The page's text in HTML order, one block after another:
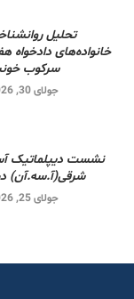
تحلیل
خانواده‌های دادخواه
سرکوب
جولای 30, 2026
نشست دیپلماتیک
شرقی‌(آ.سه.آن)
جولای 25, 2026